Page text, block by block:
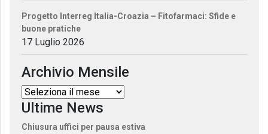
Progetto Interreg Italia-Croazia – Fitofarmaci: Sfide e
buone pratiche
17 Luglio 2026
Archivio Mensile
Ultime News
Chiusura uffici per pausa estiva